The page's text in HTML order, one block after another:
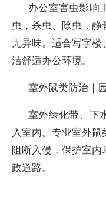
办公室害虫影响
虫，杀虫、除虫，静
无异味。适合写字
洁舒适办公环境。
室外鼠类防治｜
室外绿化带、下
入室内。专业室外鼠
阻断入侵，保护室
政道路。